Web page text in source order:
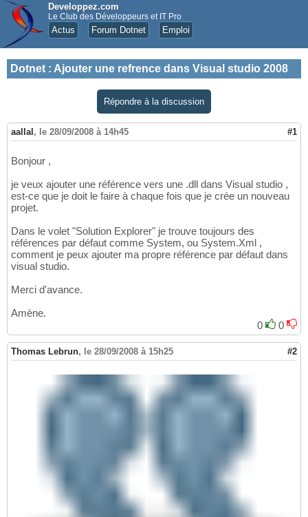
Developpez.com
Le Club des Développeurs et IT Pro
Actus Forum Dotnet Emploi
Dotnet : Ajouter une refrence dans Visual studio 2008
Répondre à la discussion
aallal , le 28/09/2008 à 14h45 #1
Bonjour ,
je veux ajouter une référence vers une .dll dans Visual studio ,
est-ce que je doit le faire à chaque fois que je crée un nouveau
projet.
Dans le volet "Solution Explorer" je trouve toujours des
références par défaut comme System, ou System.Xml ,
comment je peux ajouter ma propre référence par défaut dans
visual studio.
Merci d'avance.
Amène.
0
0
Thomas Lebrun, le 28/09/2008 à 15h25 #2